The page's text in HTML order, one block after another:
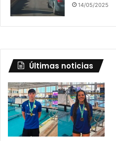
14/05/2025
Últimas noticias